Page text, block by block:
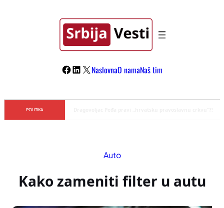
Facebook
LinkedIn
X NaslovnaO namaNaš tim
POLITIKA
Auto
Kako zameniti filter u autu